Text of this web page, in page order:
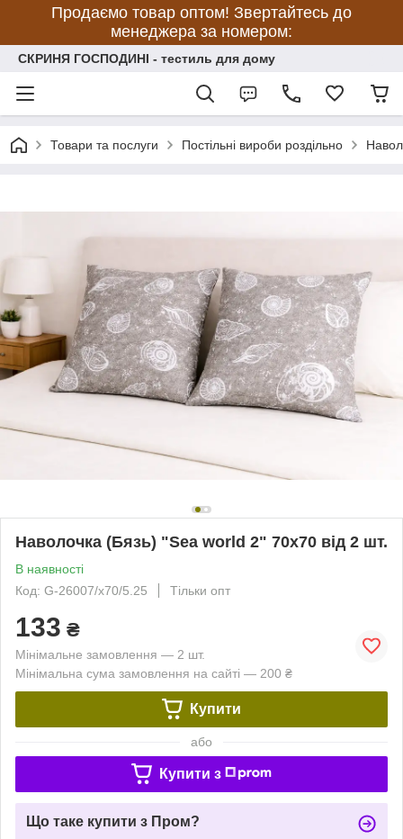
Продаємо товар оптом! Звертайтесь до
менеджера за номером:
СКРИНЯ ГОСПОДИНІ - тестиль для дому
Товари та послуги Постільні вироби роздільно
Наволочка (Бязь) "Sea world 2" 70х70 від 2 шт.
В наявності
Код: G-26007/x70/5.25
Тільки опт
133 ₴
Мінімальне замовлення — 2 шт.
Мінімальна сума замовлення на сайті — 200 ₴
Купити
або
Купити з
Що таке купити з Пром?